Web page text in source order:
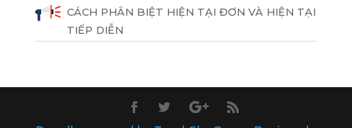
CÁCH PHÂN BIỆT HIỆN TẠI ĐƠN VÀ HIỆN TẠI
TIẾP DIỄN